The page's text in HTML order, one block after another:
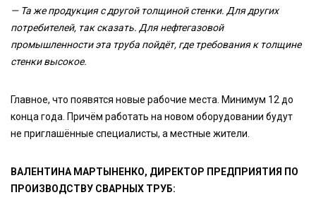
— Та же продукция с другой толщиной стенки. Для других
потребителей, так сказать. Для нефтегазовой
промышленности эта труба пойдёт, где требования к толщине
стенки высокое.
Главное, что появятся новые рабочие места. Минимум 12 до
конца года. Причём работать на новом оборудовании будут
не приглашённые специалисты, а местные жители.
ВАЛЕНТИНА МАРТЫНЕНКО, ДИРЕКТОР ПРЕДПРИЯТИЯ ПО
ПРОИЗВОДСТВУ СВАРНЫХ ТРУБ: